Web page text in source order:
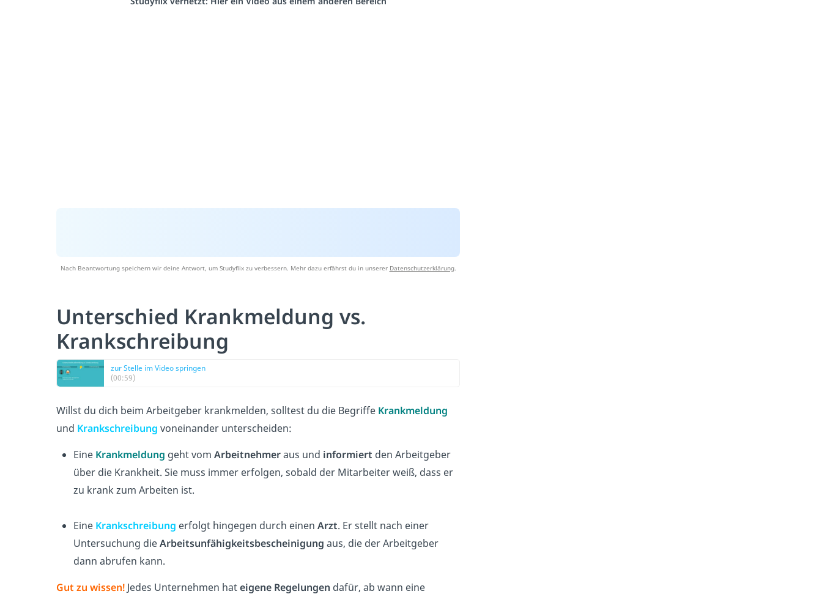
Nach Beantwortung speichern wir deine Antwort, um Studyflix zu verbessern. Mehr dazu erfährst du in unserer Datenschutzerklärung.
Unterschied Krankmeldung vs.
Krankschreibung
zur Stelle im Video springen
(00:59)
Willst du dich beim Arbeitgeber krankmelden, solltest du die Begriffe Krankmeldung
und Krankschreibung voneinander unterscheiden:
Eine Krankmeldung geht vom Arbeitnehmeraus und informiert den Arbeitgeber
über die Krankheit. Sie muss immer erfolgen, sobald der Mitarbeiter weiß, dass er
zu krank zum Arbeiten ist.
Eine Krankschreibung erfolgt hingegen durch einen Arzt. Er stellt nach einer
Untersuchung dieArbeitsunfähigkeitsbescheinigung aus, die der Arbeitgeber
dann abrufen kann.
Gut zu wissen! Jedes Unternehmen hateigene Regelungen dafür, ab wann eine